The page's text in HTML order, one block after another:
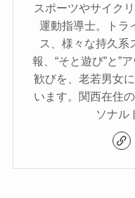
スポーツやサイク
運動指導士。トラ
ス、様々な持久系
報、“そと遊び”と”
歓びを、老若男女
います。関西在住
ソナル